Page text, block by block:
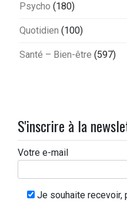
Psycho (180)
Quotidien (100)
Santé – Bien-être (597)
S'inscrire à la
Votre e-mail
Je souhaite recevoir,